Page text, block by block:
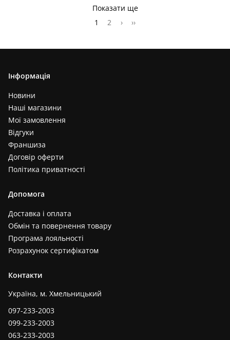
Показати ще
1
2 › ››
Інформація
Новини
Наші магазини
Мої замовлення
Відгуки
Франшиза
Договір оферти
Політика приватності
Допомога
Доставка і оплата
Обмін та повернення товару
Програма лояльності
Розрахунок сертифікатом
Контакти
Україна, м. Хмельницький
097-233-2003
099-233-2003
063-233-2003